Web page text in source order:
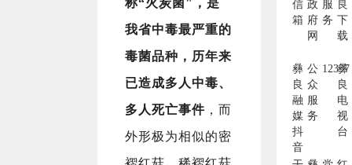
称“火炭菌"，是
我省中毒最严重的
毒菌品种，历年来
已造成多人中毒、
多人死亡事件 ，而
外形极为相似的密
信
箱
政
府
网
服
务
良
下
载
彝
良
融
媒
抖
音
公
众
服
务
12337
彝
良
电
视
台